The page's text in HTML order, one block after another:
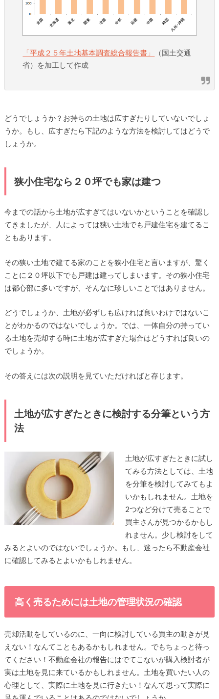
「平成２５年土地基本調査総合報告書」
（国土交通
省）を加工して作成
どうでしょうか？お持ちの土地は広すぎたりしていないでしょ
うか。もし、広すぎたら下記のような方法を検討してはどうで
しょうか。
狭小住宅なら２０坪でも家は建つ
今までの話から土地が広すぎてはいないかということを確認し
てきましたが、人によっては狭い土地でも戸建住宅を建てるこ
ともあります。
その狭い土地で建てる家のことを狭小住宅と言いますが、驚く
ことに２０坪以下でも戸建は建ってしまいます。その狭小住宅
は都心部に多いですが、そんなに珍しいことではありません。
どうでしょうか、土地が必ずしも広ければ良いわけではないこ
とがわかるのではないでしょうか。では、一体自分の持ってい
る土地を売却する時に土地が広すぎた場合はどうすれば良いの
でしょうか。
その答えには次の説明を見ていただければと存じます。
土地が広すぎたときに検討する分筆という方
法
土地が広すぎたときに試し
てみる方法としては、土地
を分筆を検討してみてもよ
いかもしれません。土地を
2つなど分けて売ることで
買主さんが見つかるかもし
れません。少し検討をして
みるとよいのではないでしょうか。もし、迷ったら不動産会社
に確認してみるとよいかもしれません。
高く売るためには土地の管理状況の確認
売却活動をしているのに、一向に検討している買主の動きが見
えない！なんてこともあるかもしれません。でもちょっと待っ
てください！不動産会社の報告にはでてこないが購入検討者が
実は土地を見に来ているかもしれません。土地を買いたい人の
心理として、実際に土地を見に行きたい！なんて思って実際に